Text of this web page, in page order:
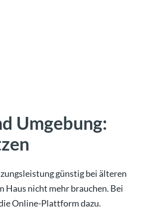
Umgebung:
günstig bei älteren
Haus nicht mehr brauchen. Bei
Online-Plattform dazu.